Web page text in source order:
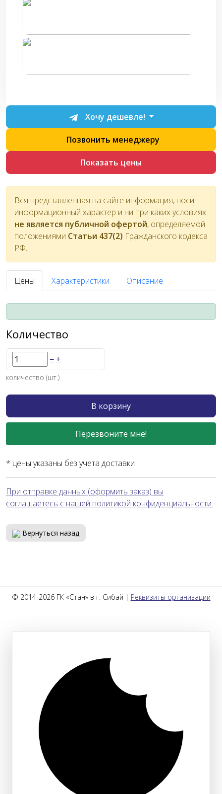
Хочу дешевле!
Позвонить менеджеру
Показать цены
Вся представленная на сайте информация, носит
информационный характер и ни при каких условиях
не является публичной офертой, определяемой
положениями Статьи 437(2) Гражданского кодекса
РФ.
Цены Характеристики Описание
Количество
− +
количество (шт.)
В корзину
Перезвоните мне!
* цены указаны без учета доставки
При отправке данных (оформить заказ) вы
соглашаетесь с нашей политикой конфиденциальности.
Вернуться назад
© 2014-2026 ГК «Стан» в г. Сибай | Реквизиты организации